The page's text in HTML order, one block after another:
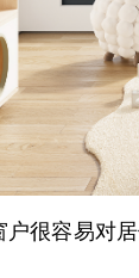
很容易对